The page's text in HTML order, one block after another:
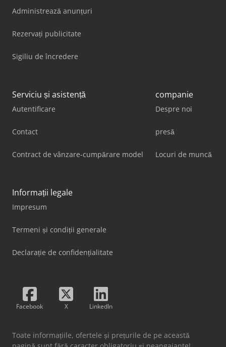
Administrează anunțuri
Rezervați publicitate
Sigiliu de încredere
Serviciu și asistență
Autentificare
Contact
Contract de vânzare-cumpărare model
companie
Despre noi
presă
Locuri de muncă
Informații legale
Impresum
Termeni și condiții generale
Declarație de confidențialitate
Facebook X LinkedIn
Toate informațiile, ofertele și prețurile de pe această